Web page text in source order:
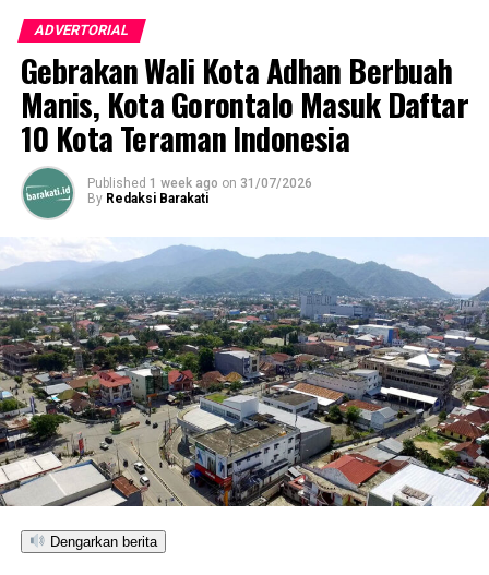
ADVERTORIAL
Gebrakan Wali Kota Adhan Berbuah
Manis, Kota Gorontalo Masuk Daftar
10 Kota Teraman Indonesia
Published 1 week ago on 31/07/2026
By Redaksi Barakati
Dengarkan berita